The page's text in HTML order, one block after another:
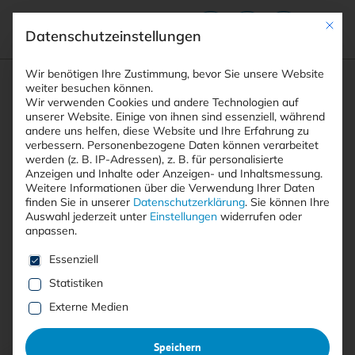
Suchfeld
Suchen
Breadcrumb-Navigation
STARTSEITE DATENKONTROLLE
Alle Beiträge mit dem
Schlagwort “Datenkontrolle”
Mit
Datenschutzeinstellungen
Wir benötigen Ihre Zustimmung, bevor Sie unsere Website
weiter besuchen können.
Wir verwenden Cookies und andere Technologien auf
unserer Website. Einige von ihnen sind essenziell, während
andere uns helfen, diese Website und Ihre Erfahrung zu
verbessern. Personenbezogene Daten können verarbeitet
werden (z. B. IP-Adressen), z. B. für personalisierte
Anzeigen und Inhalte oder Anzeigen- und Inhaltsmessung.
Weitere Informationen über die Verwendung Ihrer Daten
finden Sie in unserer Datenschutzerklärung. Sie können Ihre
Auswahl jederzeit unter Einstellungen widerrufen oder
anpassen.
Es folgt eine Liste der Service-Gruppen, für die eine
Essenziell
Statistiken
Externe Medien
Speichern